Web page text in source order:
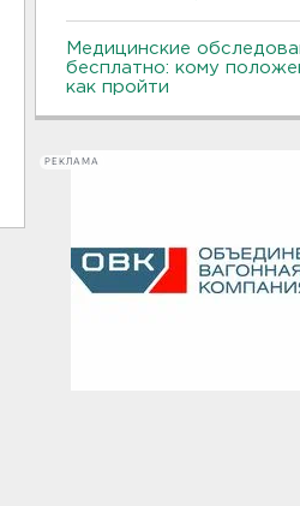
Медицинские
бесплатно: кому
как пройти
РЕКЛАМА